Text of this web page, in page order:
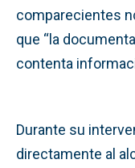
comparecientes
que “la
contenta
Durante su
directamente al